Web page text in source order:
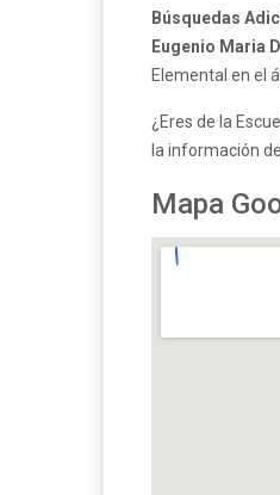
Búsquedas
Eugenio Maria
Elemental en el
¿Eres de la
la información
Mapa